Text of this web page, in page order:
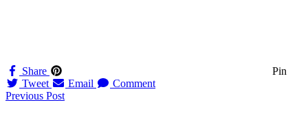
Share
Pin
Tweet
Email Comment
Navigation
Previous Post